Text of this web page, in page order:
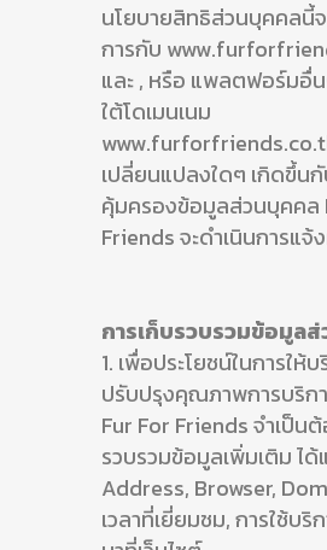
นโยบายสิทธิส่วนบุคคลนี้จ
การกับ
และ , หรือ แพลตฟอร์มอื่
ใต้โดเมนเนม
เปลี่ยนแปลงใดๆ เกิดขึ้น
คุ้มครองข้อมูลส่วนบุคคล
Friends จะดำเนินการแจ้
การเก็บรวบรวมข้อมูล
1. เพื่อประโยชน์ในการให้
ปรับปรุงคุณภาพการบริก
Fur For Friends จำเป็น
รวบรวมข้อมูลเพิ่มเติม ได้
Address, Browser,
เวลาที่เยี่ยมชม,​ การใช้บริ